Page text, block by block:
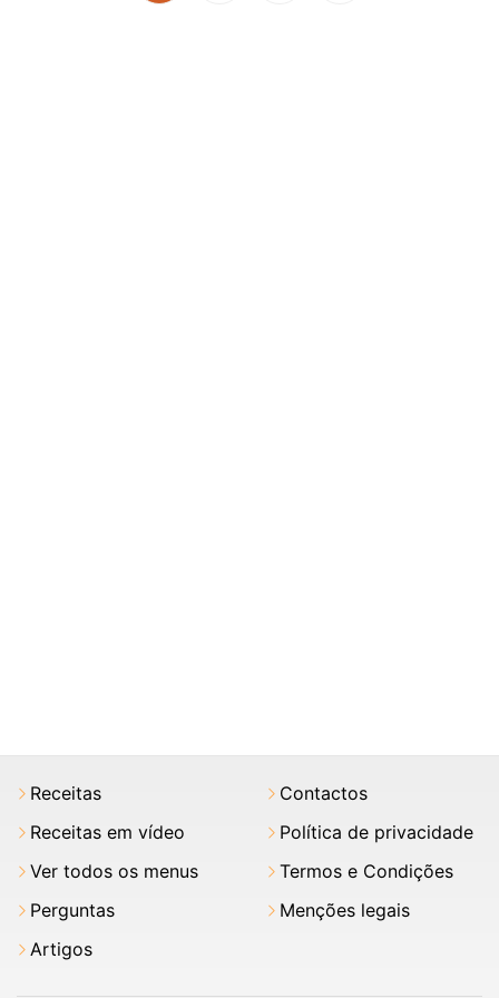
Receitas
Receitas em vídeo
Ver todos os menus
Perguntas
Artigos
Contactos
Política de privacidade
Termos e Condições
Menções legais